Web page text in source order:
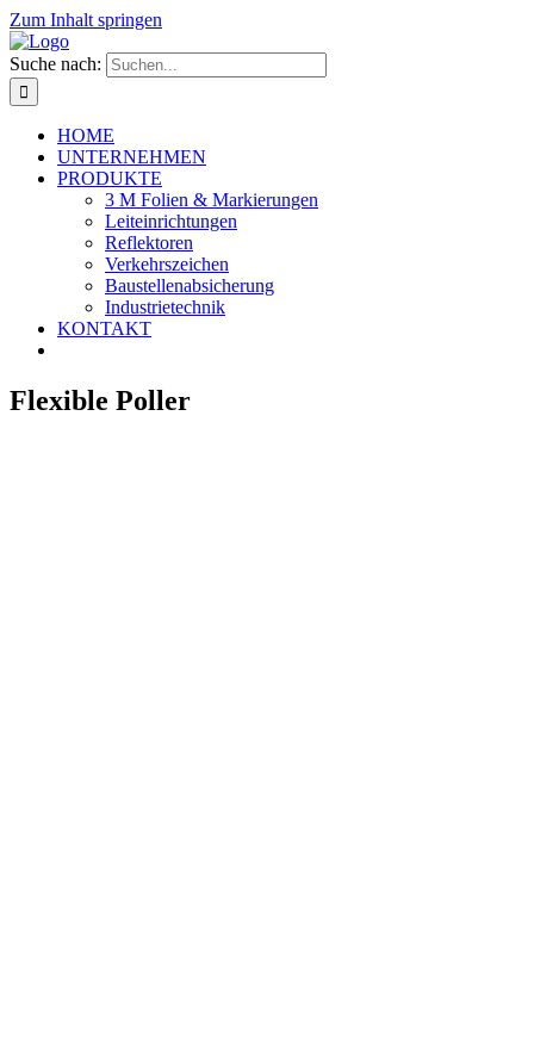
Zum Inhalt springen
Suche nach:
HOME
UNTERNEHMEN
PRODUKTE
3 M Folien & Markierungen
Leiteinrichtungen
Reflektoren
Verkehrszeichen
Baustellenabsicherung
Industrietechnik
KONTAKT
Flexible Poller